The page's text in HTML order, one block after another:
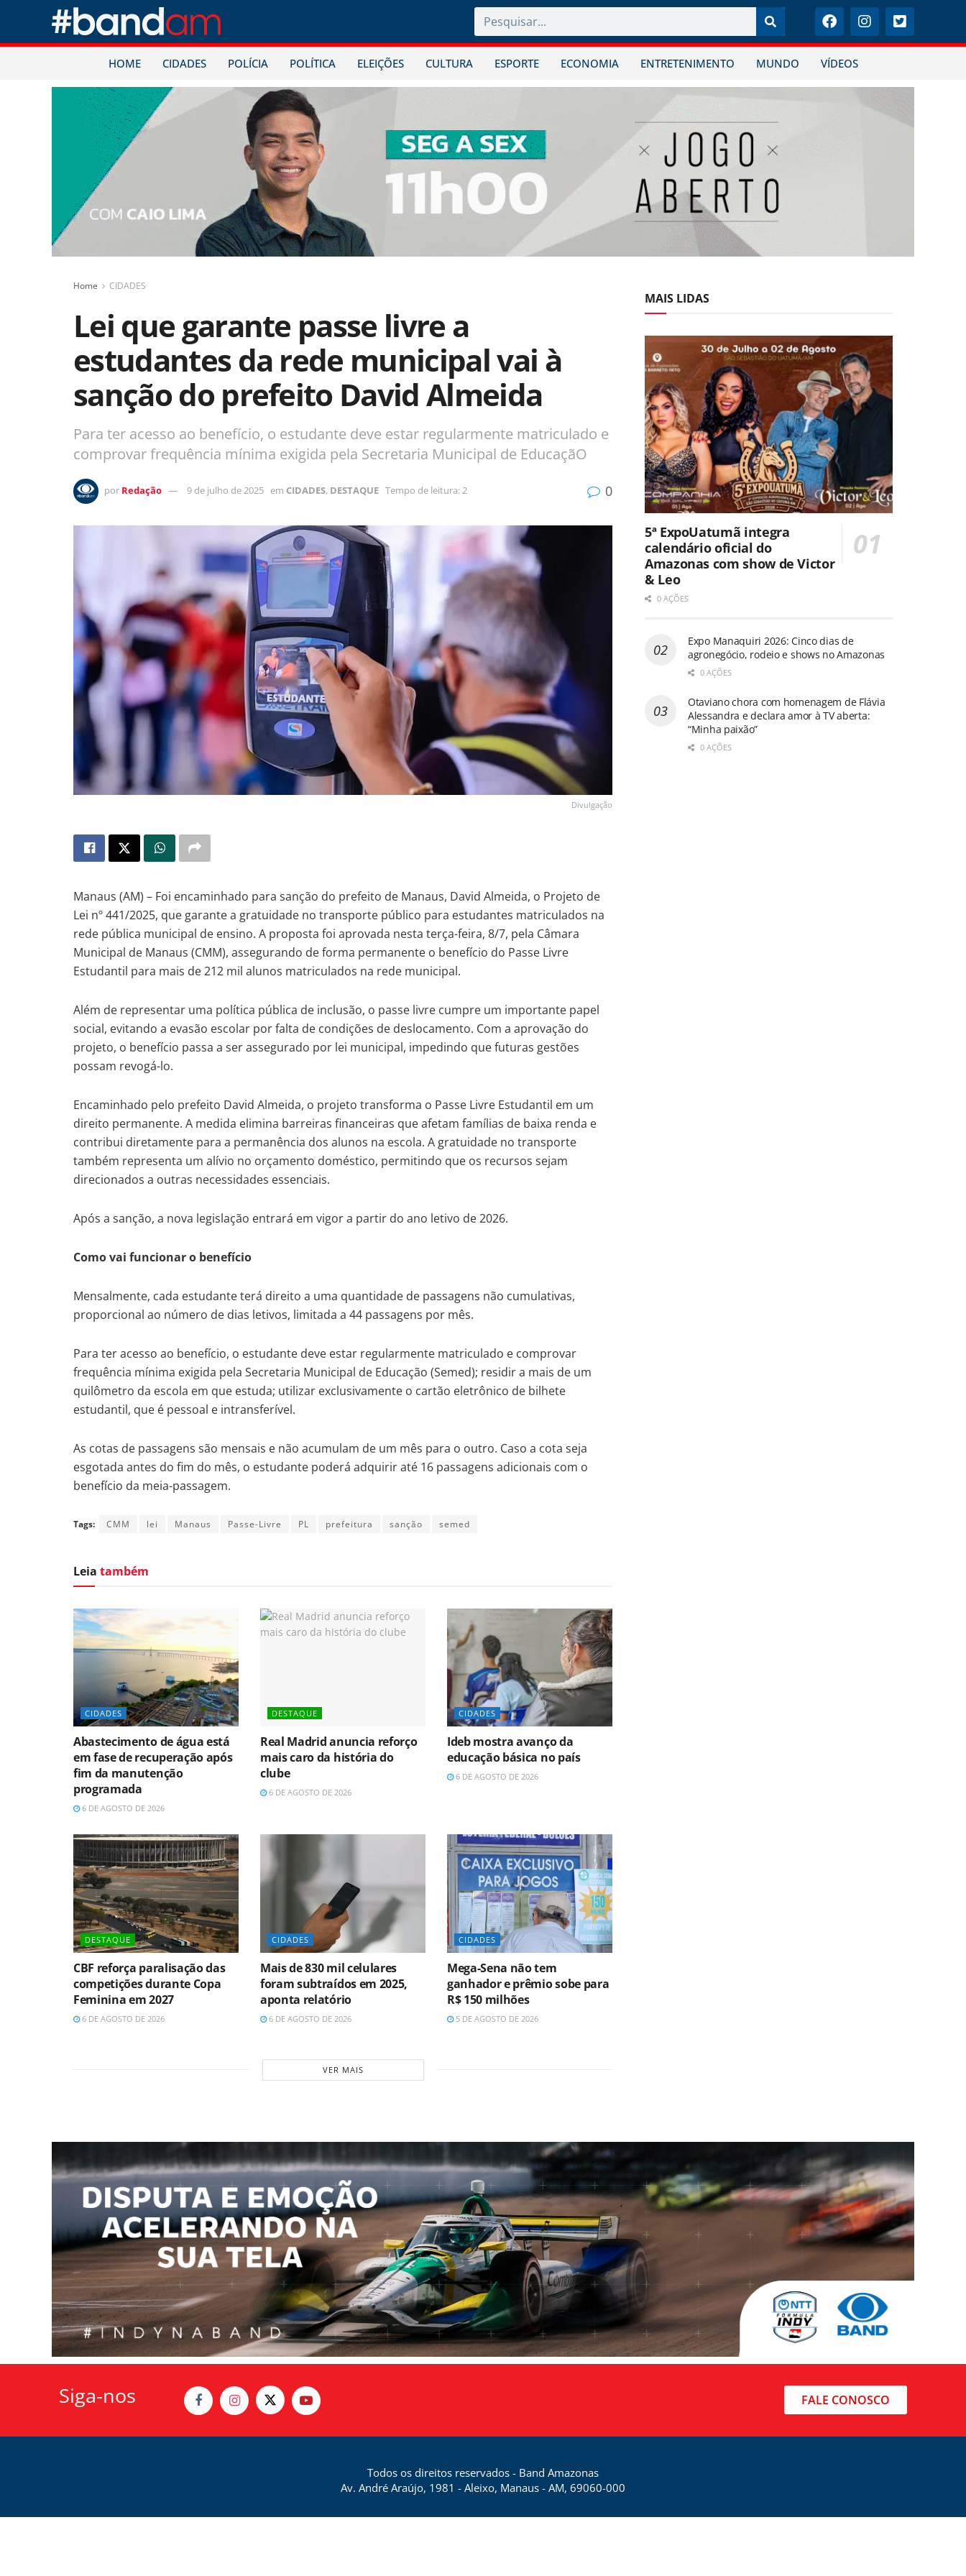
HOME CIDADES POLÍCIA POLÍTICA ELEIÇÕES CULTURA ESPORTE ECONOMIA ENTRETENIMENTO MUNDO VÍDEOS
Home CIDADES
Lei que garante passe livre a
estudantes da rede municipal vai à
sanção do prefeito David Almeida
Para ter acesso ao benefício, o estudante deve estar regularmente matriculado e
comprovar frequência mínima exigida pela Secretaria Municipal de EducaçãO
por Redação 9 de julho de 2025 em CIDADES, DESTAQUE Tempo de leitura: 2 0
Divulgação
Manaus (AM) – Foi encaminhado para sanção do prefeito de Manaus, David Almeida, o Projeto de
Lei nº 441/2025, que garante a gratuidade no transporte público para estudantes matriculados na
rede pública municipal de ensino. A proposta foi aprovada nesta terça-feira, 8/7, pela Câmara
Municipal de Manaus (CMM), assegurando de forma permanente o benefício do Passe Livre
Estudantil para mais de 212 mil alunos matriculados na rede municipal.
Além de representar uma política pública de inclusão, o passe livre cumpre um importante papel
social, evitando a evasão escolar por falta de condições de deslocamento. Com a aprovação do
projeto, o benefício passa a ser assegurado por lei municipal, impedindo que futuras gestões
possam revogá-lo.
Encaminhado pelo prefeito David Almeida, o projeto transforma o Passe Livre Estudantil em um
direito permanente. A medida elimina barreiras financeiras que afetam famílias de baixa renda e
contribui diretamente para a permanência dos alunos na escola. A gratuidade no transporte
também representa um alívio no orçamento doméstico, permitindo que os recursos sejam
direcionados a outras necessidades essenciais.
Após a sanção, a nova legislação entrará em vigor a partir do ano letivo de 2026.
Como vai funcionar o benefício
Mensalmente, cada estudante terá direito a uma quantidade de passagens não cumulativas,
proporcional ao número de dias letivos, limitada a 44 passagens por mês.
Para ter acesso ao benefício, o estudante deve estar regularmente matriculado e comprovar
frequência mínima exigida pela Secretaria Municipal de Educação (Semed); residir a mais de um
quilômetro da escola em que estuda; utilizar exclusivamente o cartão eletrônico de bilhete
estudantil, que é pessoal e intransferível.
As cotas de passagens são mensais e não acumulam de um mês para o outro. Caso a cota seja
esgotada antes do fim do mês, o estudante poderá adquirir até 16 passagens adicionais com o
benefício da meia-passagem.
Tags: CMM lei Manaus Passe-Livre PL prefeitura sanção semed
Leia também
CIDADES
Abastecimento de água está
em fase de recuperação após
fim da manutenção
programada
6 DE AGOSTO DE 2026
DESTAQUE
Real Madrid anuncia reforço
mais caro da história do
clube
6 DE AGOSTO DE 2026
CIDADES
Ideb mostra avanço da
educação básica no país
6 DE AGOSTO DE 2026
DESTAQUE
CBF reforça paralisação das
competições durante Copa
Feminina em 2027
6 DE AGOSTO DE 2026
CIDADES
Mais de 830 mil celulares
foram subtraídos em 2025,
aponta relatório
6 DE AGOSTO DE 2026
CIDADES
Mega-Sena não tem
ganhador e prêmio sobe para
R$ 150 milhões
5 DE AGOSTO DE 2026
VER MAIS
MAIS LIDAS
5ª ExpoUatumã integra
calendário oficial do
Amazonas com show de Victor
& Leo
0 AÇÕES
Expo Manaquiri 2026: Cinco dias de
agronegócio, rodeio e shows no Amazonas
0 AÇÕES
Otaviano chora com homenagem de Flávia
Alessandra e declara amor à TV aberta:
“Minha paixão”
0 AÇÕES
Siga-nos FALE CONOSCO
Todos os direitos reservados - Band Amazonas
Av. André Araújo, 1981 - Aleixo, Manaus - AM, 69060-000